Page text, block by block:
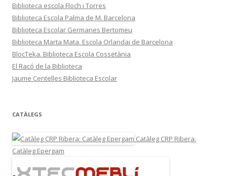
Biblioteca escola Floch i Torres
Biblioteca Escola Palma de M. Barcelona
Biblioteca Escolar Germanes Bertomeu
Biblioteca Marta Mata. Escola Orlandai de Barcelona
BlocTeka. Biblioteca Escola Cossetània
El Racó de la Biblioteca
Jaume Centelles Biblioteca Escolar
CATÀLEGS
Catàleg CRP Ribera:
Catàleg Epergam